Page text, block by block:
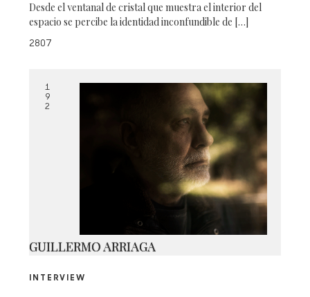
1
Desde el ventanal de cristal que muestra el interior del
espacio se percibe la identidad inconfundible de […]
2807
1
9
2
GUILLERMO ARRIAGA
INTERVIEW